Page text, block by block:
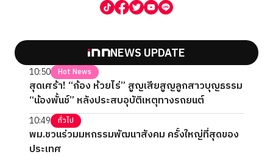
NEWS UPDATE
10:50 Hot News
สุดเศร้า! “ก้อง ห้วยไร่” สูญเสียสูญลูกสาวบุญธรรม
“น้องพั้นช์” หลังประสบอุบัติเหตุทางรถยนต์
10:49 ทั่วไป
พม.ชวนร่วมมหกรรมพัฒนาสังคม ครั้งใหญ่ที่สุดของ
ประเทศ